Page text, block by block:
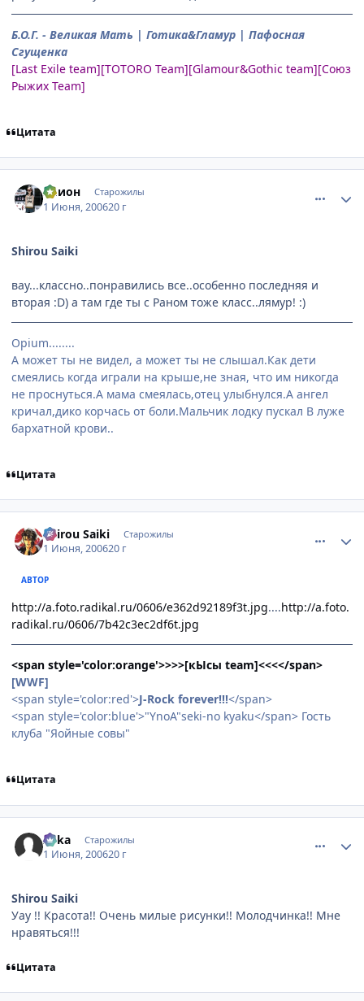
Б.О.Г. - Великая Мать | Готика&Гламур | Пафосная
Сгущенка
[Last Exile team][TOTORO Team][Glamour&Gothic team][Союз
Рыжих Team]
Цитата
Элион Старожилы
1 Июня, 200620 г
Shirou Saiki
вау...классно..понравились все..особенно последняя и
вторая :D) а там где ты с Раном тоже класс..лямур! :)
Opium........
А может ты не видел, а может ты не слышал.Как дети
смеялись когда играли на крыше,не зная, что им никогда
не проснуться.А мама смеялась,отец улыбнулся.А ангел
кричал,дико корчась от боли.Мальчик лодку пускал В луже
бархатной крови..
Цитата
Shirou Saiki Старожилы
1 Июня, 200620 г
АВТОР
http://a.foto.radikal.ru/0606/e362d92189f3t.jpg....http://a.foto.
radikal.ru/0606/7b42c3ec2df6t.jpg
<span style='color:orange'>>>>[кЫсы team]<<<</span>
[WWF]
<span style='color:red'>J-Rock forever!!!</span>
<span style='color:blue'>"YnoA"seki-no kyaku</span> Гость
клуба "Яойные совы"
Цитата
Aska Старожилы
1 Июня, 200620 г
Shirou Saiki
Уау !! Красота!! Очень милые рисунки!! Молодчинка!! Мне
нравяться!!!
Цитата